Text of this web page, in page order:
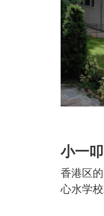
小一
香港区
心水学